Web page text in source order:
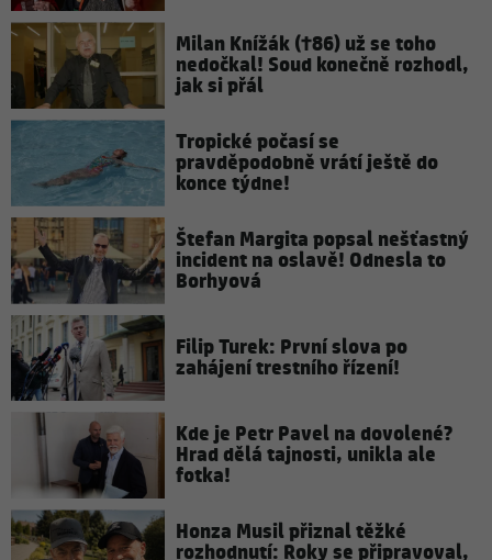
Milan Knížák (†86) už se toho
nedočkal! Soud konečně rozhodl,
jak si přál
Tropické počasí se
pravděpodobně vrátí ještě do
konce týdne!
Štefan Margita popsal nešťastný
incident na oslavě! Odnesla to
Borhyová
Filip Turek: První slova po
zahájení trestního řízení!
Kde je Petr Pavel na dovolené?
Hrad dělá tajnosti, unikla ale
fotka!
Honza Musil přiznal těžké
rozhodnutí: Roky se připravoval,